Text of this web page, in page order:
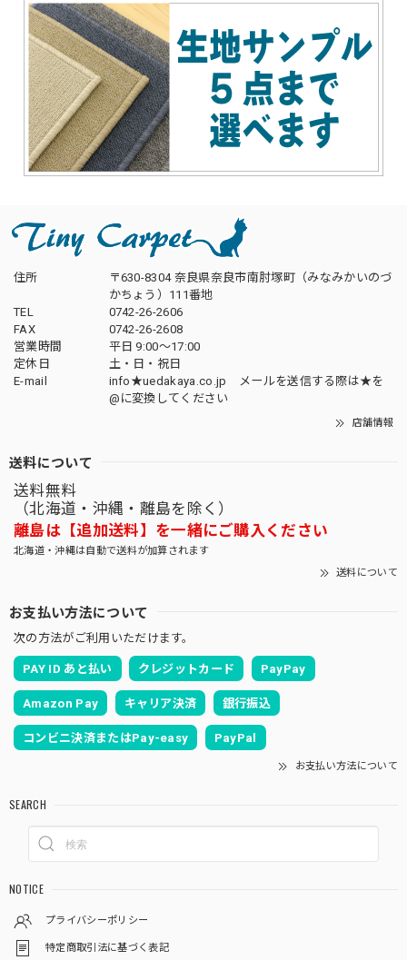
住所
〒630-8304 奈良県奈良市南肘塚町（みなみかいのづ
かちょう）111番地
TEL
0742-26-2606
FAX
0742-26-2608
営業時間
平日 9:00～17:00
定休日
土・日・祝日
E-mail
info★uedakaya.co.jp メールを送信する際は★を
@に変換してください
店舗情報
送料について
送料無料
（北海道・沖縄・離島を除く）
離島は【追加送料】を一緒にご購入ください
北海道・沖縄は自動で送料が加算されます
送料について
お支払い方法について
次の方法がご利用いただけます。
PAY ID あと払い クレジットカード PayPay
Amazon Pay キャリア決済 銀行振込
コンビニ決済またはPay-easy PayPal
お支払い方法について
SEARCH
NOTICE
プライバシーポリシー
特定商取引法に基づく表記